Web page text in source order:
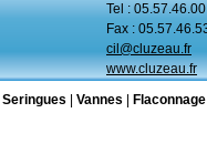
Tel :
Fax :
cil@cluzeau.fr
www.cluzeau.fr
Seringues Vannes Flaconnage